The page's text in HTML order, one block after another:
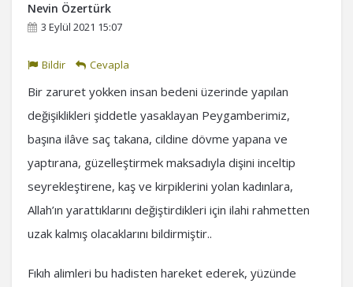
Nevin Özertürk
3 Eylül 2021 15:07
Bildir Cevapla
Bir zaruret yokken insan bedeni üzerinde yapılan
değişiklikleri şiddetle yasaklayan Peygamberimiz,
başına ilâve saç takana, cildine dövme yapana ve
yaptırana, güzelleştirmek maksadıyla dişini inceltip
seyrekleştirene, kaş ve kirpiklerini yolan kadınlara,
Allah’ın yarattıklarını değiştirdikleri için ilahi rahmetten
uzak kalmış olacaklarını bildirmiştir..
Fıkıh alimleri bu hadisten hareket ederek, yüzünde